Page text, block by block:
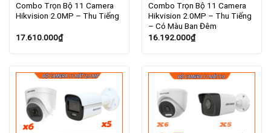
Combo Trọn Bộ 11 Camera
Hikvision 2.0MP – Thu Tiếng
17.610.000₫
Combo Trọn Bộ 11 Camera
Hikvision 2.0MP – Thu Tiếng
– Có Màu Ban Đêm
16.192.000₫